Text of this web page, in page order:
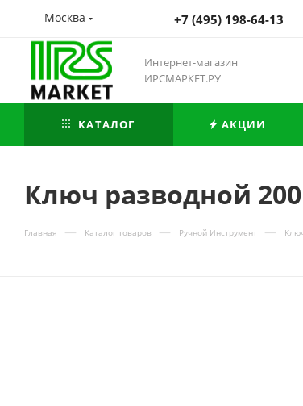
Москва +7 (495) 198-64-13
Интернет-магазин
ИРСМАРКЕТ.РУ
КАТАЛОГ АКЦИИ
Ключ разводной
Главная — Каталог товаров — Ручной Инструмент —